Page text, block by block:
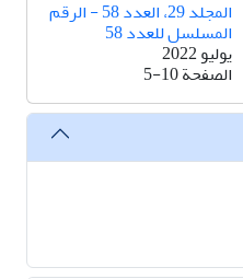
المجلد 29، العدد 58 - الرقم
المسلسل للعدد 58
يوليو 2022
الصفحة5-10